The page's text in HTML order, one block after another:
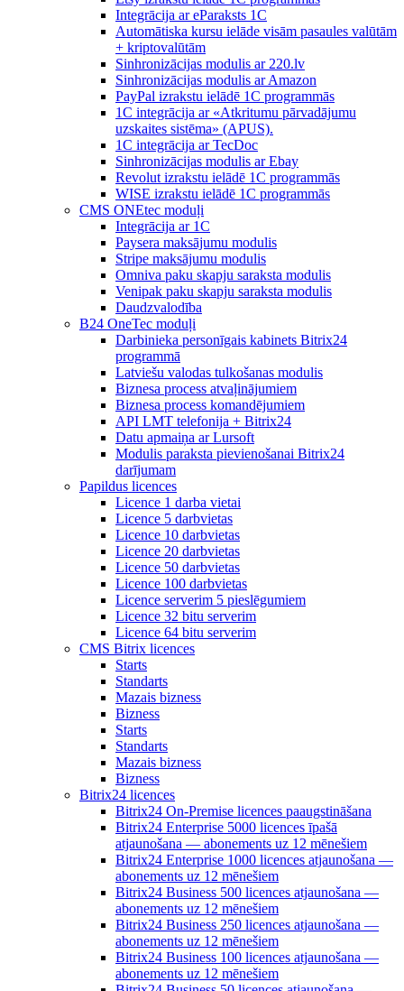
Integrācija ar eParaksts 1C
Automātiska kursu ielāde visām pasaules valūtām
+ kriptovalūtām
Sinhronizācijas modulis ar 220.lv
Sinhronizācijas modulis ar Amazon
PayPal izrakstu ielādē 1C programmās
1C integrācija ar «Atkritumu pārvadājumu
uzskaites sistēma» (APUS).
1C integrācija ar TecDoc
Sinhronizācijas modulis ar Ebay
Revolut izrakstu ielādē 1C programmās
WISE izrakstu ielādē 1C programmās
CMS ONEtec moduļi
Integrācija ar 1C
Paysera maksājumu modulis
Stripe maksājumu modulis
Omniva paku skapju saraksta modulis
Venipak paku skapju saraksta modulis
Daudzvalodība
B24 OneTec moduļi
Darbinieka personīgais kabinets Bitrix24
programmā
Latviešu valodas tulkošanas modulis
Biznesa process atvaļinājumiem
Biznesa process komandējumiem
API LMT telefonija + Bitrix24
Datu apmaiņa ar Lursoft
Modulis paraksta pievienošanai Bitrix24
darījumam
Papildus licences
Licence 1 darba vietai
Licence 5 darbvietas
Licence 10 darbvietas
Licence 20 darbvietas
Licence 50 darbvietas
Licence 100 darbvietas
Licence serverim 5 pieslēgumiem
Licence 32 bitu serverim
Licence 64 bitu serverim
CMS Bitrix licences
Starts
Standarts
Mazais bizness
Bizness
Starts
Standarts
Mazais bizness
Bizness
Bitrix24 licences
Bitrix24 On-Premise licences paaugstināšana
Bitrix24 Enterprise 5000 licences īpašā
atjaunošana — abonements uz 12 mēnešiem
Bitrix24 Enterprise 1000 licences atjaunošana —
abonements uz 12 mēnešiem
Bitrix24 Business 500 licences atjaunošana —
abonements uz 12 mēnešiem
Bitrix24 Business 250 licences atjaunošana —
abonements uz 12 mēnešiem
Bitrix24 Business 100 licences atjaunošana —
abonements uz 12 mēnešiem